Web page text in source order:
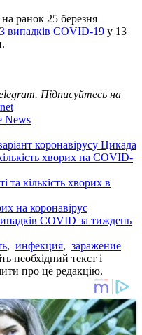
ранок 25 березня
випадків COVID-19 у 13
Підписуйтесь на
News
коронавірусу Цикада
хворих на COVID-
кількість хворих в
на коронавірус
COVID за тиждень
, инфекция, заражение
необхідний текст і
про це редакцію.